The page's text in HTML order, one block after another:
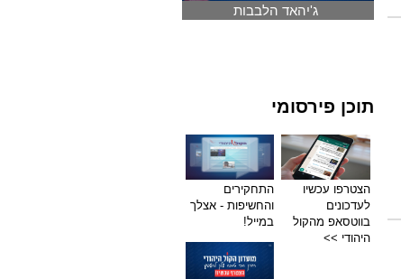
ג'יהאד הלבבות
תוכן פירסומי
הצטרפו עכשיו
לעדכונים
בווטסאפ מהקול
היהודי >>
התחקירים
והחשיפות - אצלך
במייל!